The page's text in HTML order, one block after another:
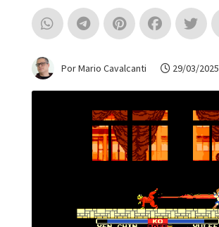
Por Mario Cavalcanti 29/03/2025